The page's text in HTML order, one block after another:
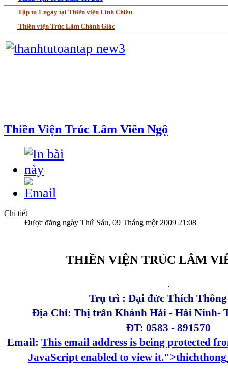
Tập tu 1 ngày tại Thiền viện Linh Chiếu
Thiền viện Trúc Lâm Chánh Giác
Thiền Viện Trúc Lâm Viên Ngộ
Chi tiết
Được đăng ngày Thứ Sáu, 09 Tháng một 2009 21:08
THIỀN VIỆN TRÚC LÂM
Trụ trì : Đại đức Thích Thông
Địa Chỉ: Thị trấn Khánh Hải - Hải Ninh-
ĐT: 0583 - 891570
Email:This email address is being protected
JavaScript enabled to view it.">